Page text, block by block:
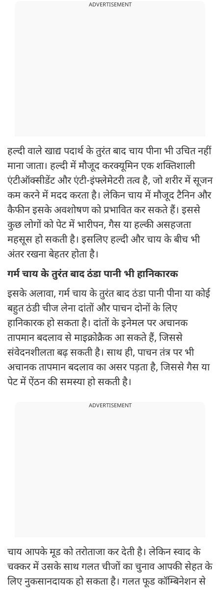
ADVERTISEMENT
हल्दी वाले खाद्य पदार्थ के तुरंत बाद चाय पीना भी उचित नहीं
माना जाता। हल्दी में मौजूद करक्यूमिन एक शक्तिशाली
एंटीऑक्सीडेंट और एंटी-इंफ्लेमेटरी तत्व है, जो शरीर में सूजन
कम करने में मदद करता है। लेकिन चाय में मौजूद टैनिन और
कैफीन इसके अवशोषण को प्रभावित कर सकते हैं। इससे
कुछ लोगों को पेट में भारीपन, गैस या हल्की असहजता
महसूस हो सकती है। इसलिए हल्दी और चाय के बीच भी
अंतर रखना बेहतर होता है।
गर्म चाय के तुरंत बाद ठंडा पानी भी हानिकारक
इसके अलावा, गर्म चाय के तुरंत बाद ठंडा पानी पीना या कोई
बहुत ठंडी चीज लेना दांतों और पाचन दोनों के लिए
हानिकारक हो सकता है। दांतों के इनेमल पर अचानक
तापमान बदलाव से माइक्रोक्रैक आ सकते हैं, जिससे
संवेदनशीलता बढ़ सकती है। साथ ही, पाचन तंत्र पर भी
अचानक तापमान बदलाव का असर पड़ता है, जिससे गैस या
पेट में ऐंठन की समस्या हो सकती है।
ADVERTISEMENT
चाय आपके मूड को तरोताजा कर देती है। लेकिन स्वाद के
चक्कर में उसके साथ गलत चीजों का चुनाव आपकी सेहत के
लिए नुकसानदायक हो सकता है। गलत फूड कॉम्बिनेशन से